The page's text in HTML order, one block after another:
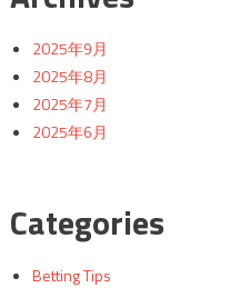
2025年9月
2025年8月
2025年7月
2025年6月
Categories
Betting Tips